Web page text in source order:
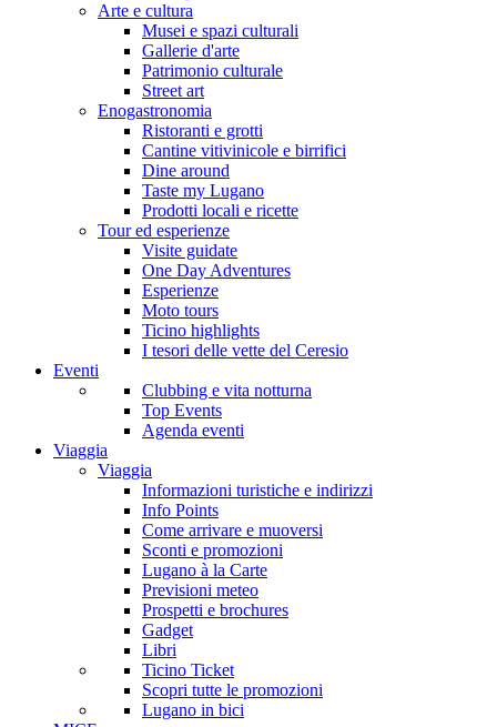
Arte e cultura
Musei e spazi culturali
Gallerie d'arte
Patrimonio culturale
Street art
Enogastronomia
Ristoranti e grotti
Cantine vitivinicole e birrifici
Dine around
Taste my Lugano
Prodotti locali e ricette
Tour ed esperienze
Visite guidate
One Day Adventures
Esperienze
Moto tours
Ticino highlights
I tesori delle vette del Ceresio
Eventi
Clubbing e vita notturna
Top Events
Agenda eventi
Viaggia
Viaggia
Informazioni turistiche e indirizzi
Info Points
Come arrivare e muoversi
Sconti e promozioni
Lugano à la Carte
Previsioni meteo
Prospetti e brochures
Gadget
Libri
Ticino Ticket
Scopri tutte le promozioni
Lugano in bici